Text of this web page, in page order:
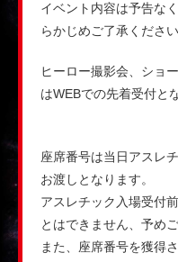
イベント内容は予告な
らかじめご了承ください
ヒーロー撮影会、ショ
はWEBでの先着受付と
座席番号は当日アスレ
お渡しとなります。
アスレチック入場受付
とはできません、予め
また、座席番号を獲得